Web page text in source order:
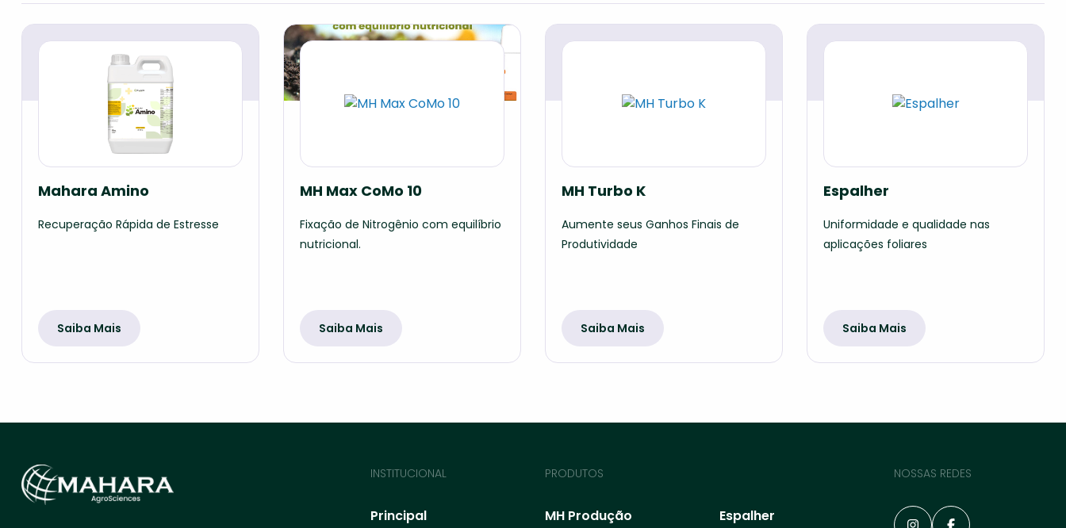
Mahara Amino
Recuperação Rápida de Estresse
Saiba Mais
MH Max CoMo 10
Fixação de Nitrogênio com equilíbrio
nutricional.
Saiba Mais
MH Turbo K
Aumente seus Ganhos Finais de
Produtividade
Saiba Mais
Espalher
Uniformidade e qualidade nas
aplicações foliares
Saiba Mais
INSTITUCIONAL
Principal
PRODUTOS
MH Produção Espalher
NOSSAS REDES